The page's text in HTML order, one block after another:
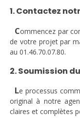
1. Contactez
Commencez par
de votre projet par
au 01.46.70.07.80.
2. Soumission
Le processus
original à notre
claires et complètes